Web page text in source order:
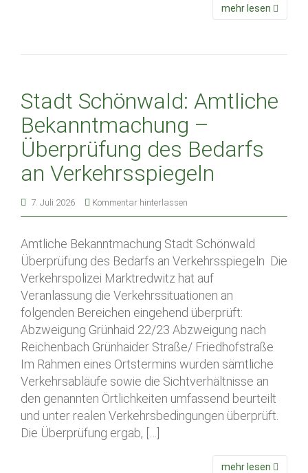
mehr lesen
Stadt Schönwald: Amtliche
Bekanntmachung –
Überprüfung des Bedarfs
an Verkehrsspiegeln
7. Juli 2026 Kommentar hinterlassen
Amtliche Bekanntmachung Stadt Schönwald
Überprüfung des Bedarfs an Verkehrsspiegeln Die
Verkehrspolizei Marktredwitz hat auf
Veranlassung die Verkehrssituationen an
folgenden Bereichen eingehend überprüft:
Abzweigung Grünhaid 22/23 Abzweigung nach
Reichenbach Grünhaider Straße/ Friedhofstraße
Im Rahmen eines Ortstermins wurden sämtliche
Verkehrsabläufe sowie die Sichtverhältnisse an
den genannten Örtlichkeiten umfassend beurteilt
und unter realen Verkehrsbedingungen überprüft.
Die Überprüfung ergab, […]
mehr lesen